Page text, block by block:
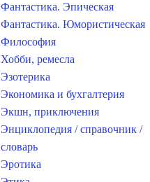
Фантастика. Эпическая
Фантастика. Юмористическая
Философия
Хобби, ремесла
Эзотерика
Экономика и бухгалтерия
Экшн, приключения
Энциклопедия / справочник /
словарь
Эротика